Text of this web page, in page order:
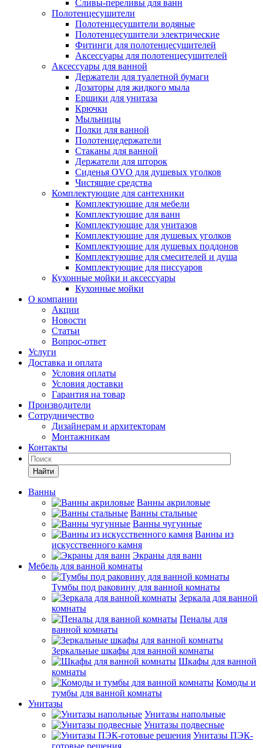
Сливы-переливы для ванн
Полотенцесушители
Полотенцесушители водяные
Полотенцесушители электрические
Фитинги для полотенцесушителей
Аксессуары для полотенцесушителей
Аксессуары для ванной
Держатели для туалетной бумаги
Дозаторы для жидкого мыла
Ершики для унитаза
Крючки
Мыльницы
Полки для ванной
Полотенцедержатели
Стаканы для ванной
Держатели для шторок
Сиденья OVO для душевых уголков
Чистящие средства
Комплектующие для сантехники
Комплектующие для мебели
Комплектующие для ванн
Комплектующие для унитазов
Комплектующие для душевых уголков
Комплектующие для душевых поддонов
Комплектующие для смесителей и душа
Комплектующие для писсуаров
Кухонные мойки и аксессуары
Кухонные мойки
О компании
Акции
Новости
Статьи
Вопрос-ответ
Услуги
Доставка и оплата
Условия оплаты
Условия доставки
Гарантия на товар
Производители
Сотрудничество
Дизайнерам и архитекторам
Монтажникам
Контакты
Найти
Ванны
Ванны акриловые
Ванны стальные
Ванны чугунные
Ванны из
искусственного камня
Экраны для ванн
Мебель для ванной комнаты
Тумбы под раковину для ванной комнаты
Зеркала для ванной
комнаты
Пеналы для
ванной комнаты
Зеркальные шкафы для ванной комнаты
Шкафы для ванной
комнаты
Комоды и
тумбы для ванной комнаты
Унитазы
Унитазы напольные
Унитазы подвесные
Унитазы ПЭК-
готовые решения